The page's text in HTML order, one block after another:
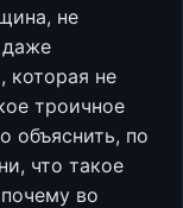
не
даже
которая не
троичное
объяснить, по
что такое
во